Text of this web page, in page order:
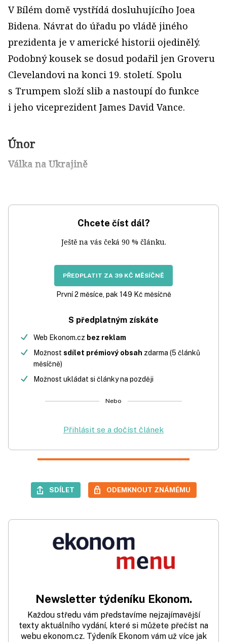
V Bílém domě vystřídá dosluhujícího Joea
Bidena. Návrat do úřadu po vládě jiného
prezidenta je v americké historii ojedinělý.
Podobný kousek se dosud podařil jen Groveru
Clevelandovi na konci 19. století. Spolu
s Trumpem složí slib a nastoupí do funkce
i jeho viceprezident James David Vance.
Únor
Válka na Ukrajině
Chcete číst dál?
Ještě na vás čeká 90 % článku.
PŘEDPLATIT ZA 39 KČ MĚSÍČNĚ
První 2 měsíce, pak 149 Kč měsíčně
S předplatným získáte
Web Ekonom.cz bez reklam
Možnost sdílet prémiový obsah zdarma (5 článků
měsíčně)
Možnost ukládat si články na později
Nebo
Přihlásit se a dočíst článek
SDÍLET ODEMKNOUT ZNÁMÉMU
Newsletter týdeníku Ekonom.
Každou středu vám představíme nejzajímavější
texty aktuálního vydání, které si můžete přečíst na
webu ekonom.cz. Týdeník Ekonom vám už více jak